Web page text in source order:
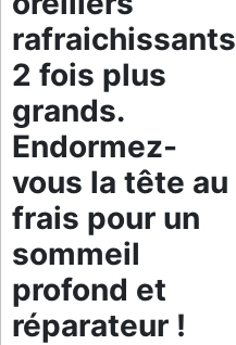
rafraichissants
2 fois plus
grands.
Endormez-
vous la tête au
frais pour un
sommeil
profond et
réparateur !